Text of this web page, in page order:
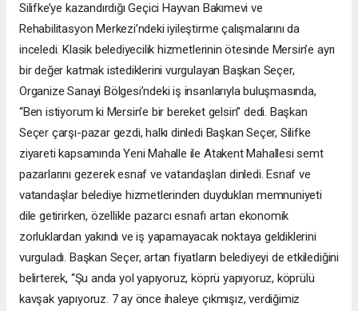
Silifke’ye kazandırdığı Geçici Hayvan Bakımevi ve
Rehabilitasyon Merkezi’ndeki iyileştirme çalışmalarını da
inceledi. Klasik belediyecilik hizmetlerinin ötesinde Mersin’e ayrı
bir değer katmak istediklerini vurgulayan Başkan Seçer,
Organize Sanayi Bölgesi’ndeki iş insanlarıyla buluşmasında,
“Ben istiyorum ki Mersin’e bir bereket gelsin” dedi. Başkan
Seçer çarşı-pazar gezdi, halkı dinledi Başkan Seçer, Silifke
ziyareti kapsamında Yeni Mahalle ile Atakent Mahallesi semt
pazarlarını gezerek esnaf ve vatandaşları dinledi. Esnaf ve
vatandaşlar belediye hizmetlerinden duydukları memnuniyeti
dile getirirken, özellikle pazarcı esnafı artan ekonomik
zorluklardan yakındı ve iş yapamayacak noktaya geldiklerini
vurguladı. Başkan Seçer, artan fiyatların belediyeyi de etkilediğini
belirterek, “Şu anda yol yapıyoruz, köprü yapıyoruz, köprülü
kavşak yapıyoruz. 7 ay önce ihaleye çıkmışız, verdiğimiz